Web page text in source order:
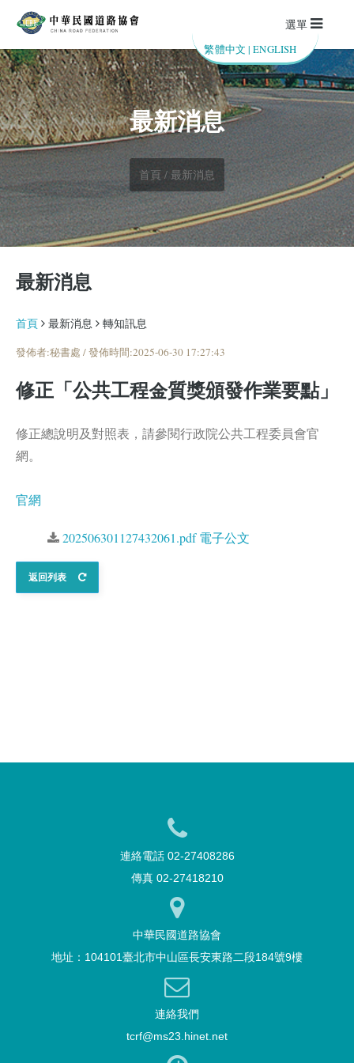
繁體中文 |ENGLISH
選單
最新消息
首頁 / 最新消息
最新消息
首頁 最新消息 轉知訊息
發佈者:秘書處 / 發佈時間:2025-06-30 17:27:43
修正「公共工程金質獎頒發作業要點」
修正總說明及對照表，請參閱行政院公共工程委員會官
網。
官網
202506301127432061.pdf 電子公文
返回列表
連絡電話 02-27408286
傳真 02-27418210
中華民國道路協會
地址：104101臺北市中山區長安東路二段184號9樓
連絡我們
tcrf@ms23.hinet.net